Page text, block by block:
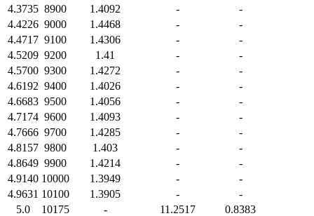
4.3735 8900 1.4092 -
-
4.4226 9000 1.4468 -
-
4.4717 9100 1.4306 -
-
4.5209 9200 1.41 -
-
4.5700 9300 1.4272 -
-
4.6192 9400 1.4026 -
-
4.6683 9500 1.4056 -
-
4.7174 9600 1.4093 -
-
4.7666 9700 1.4285 -
-
4.8157 9800 1.403 -
-
4.8649 9900 1.4214 -
-
4.9140 10000 1.3949 -
-
4.9631 10100 1.3905 -
-
5.0
10175 - 11.2517 0.8383